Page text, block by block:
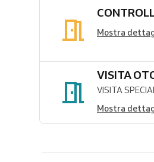
Mostra
VISITA
VISITA
Mostra